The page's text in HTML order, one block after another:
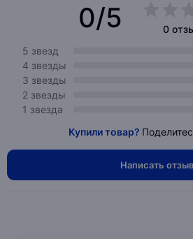
0/5
0
5 звезд
4 звезды
3 звезды
2 звезды
1 звезда
Купили товар?
Написать отзыв